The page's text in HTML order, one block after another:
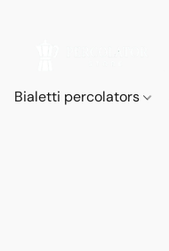
Bialetti percolators